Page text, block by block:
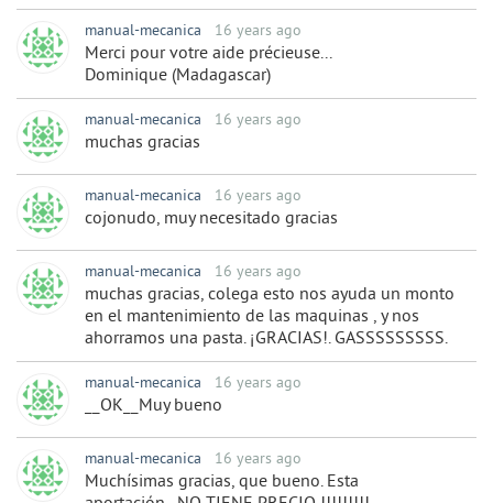
manual-mecanica 16 years ago
Merci pour votre aide précieuse...
Dominique (Madagascar)
manual-mecanica 16 years ago
muchas gracias
manual-mecanica 16 years ago
cojonudo, muy necesitado gracias
manual-mecanica 16 years ago
muchas gracias, colega esto nos ayuda un monto
en el mantenimiento de las maquinas , y nos
ahorramos una pasta. ¡GRACIAS!. GASSSSSSSSS.
manual-mecanica 16 years ago
__OK__Muy bueno
manual-mecanica 16 years ago
Muchísimas gracias, que bueno. Esta